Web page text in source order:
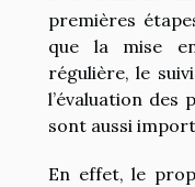
premières
que la mise
régulière, le
l’évaluation
sont aussi
En effet, le